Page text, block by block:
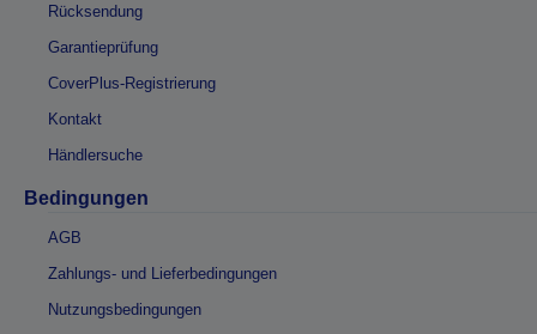
Rücksendung
Garantieprüfung
CoverPlus-Registrierung
Kontakt
Händlersuche
Bedingungen
AGB
Zahlungs- und Lieferbedingungen
Nutzungsbedingungen